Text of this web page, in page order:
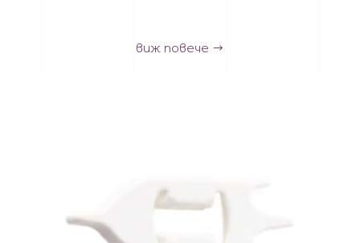
виж повече